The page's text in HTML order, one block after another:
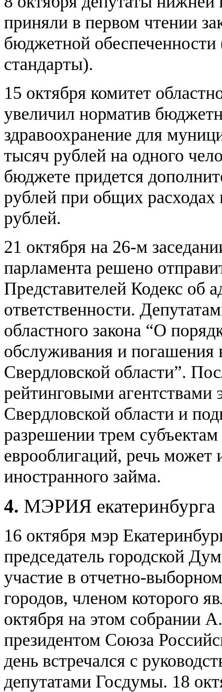
приняли в первом чтении
бюджетной
стандарты).
15 октября комитет
увеличил норматив
здравоохранение для
тысяч рублей на одного
бюджете придется
рублей при общих
рублей.
21 октября на 26-м
парламента решено
Представителей Кодекс об
ответственности.
областного закона “О
обслуживания и погашения
Свердловской области”.
рейтинговыми агентствами
Свердловской области и
разрешении трем
еврооблигаций, речь
иностранного займа.
4. МЭРИЯ екатеринбурга
16 октября мэр
председатель городской
участие в отчетно-
городов, членом которого
октября на этом собрании
президентом Союза
день встречался с
депутатами Госдумы. 18